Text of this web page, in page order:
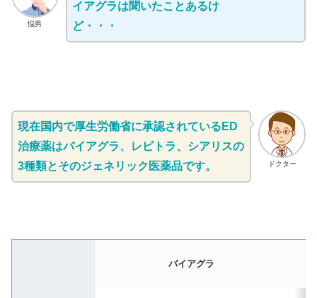
悩男
イアグラは聞いたことあるけ
ど・・・
ドクター
現在国内で厚生労働省に承認されているED
治療薬はバイアグラ、レビトラ、シアリスの
3種類とそのジェネリック医薬品です。
バイアグラ